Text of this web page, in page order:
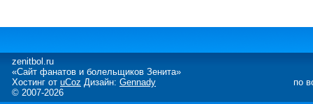
zenitbol.ru
«Сайт фанатов и болельщиков Зенита»
Хостинг от uCoz Дизайн: Gennady
© 2007-2026
по